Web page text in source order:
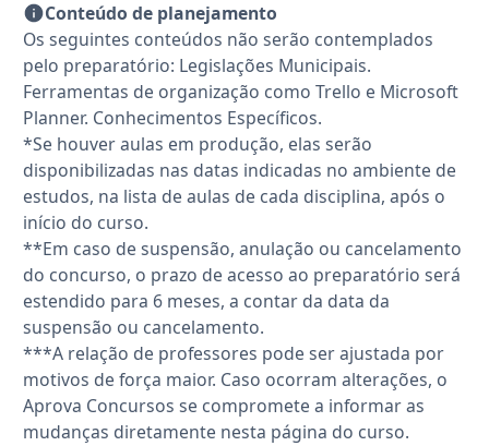
Conteúdo de planejamento
Os seguintes conteúdos não serão contemplados
pelo preparatório: Legislações Municipais.
Ferramentas de organização como Trello e Microsoft
Planner. Conhecimentos Específicos.
*Se houver aulas em produção, elas serão
disponibilizadas nas datas indicadas no ambiente de
estudos, na lista de aulas de cada disciplina, após o
início do curso.
**Em caso de suspensão, anulação ou cancelamento
do concurso, o prazo de acesso ao preparatório será
estendido para 6 meses, a contar da data da
suspensão ou cancelamento.
***A relação de professores pode ser ajustada por
motivos de força maior. Caso ocorram alterações, o
Aprova Concursos se compromete a informar as
mudanças diretamente nesta página do curso.